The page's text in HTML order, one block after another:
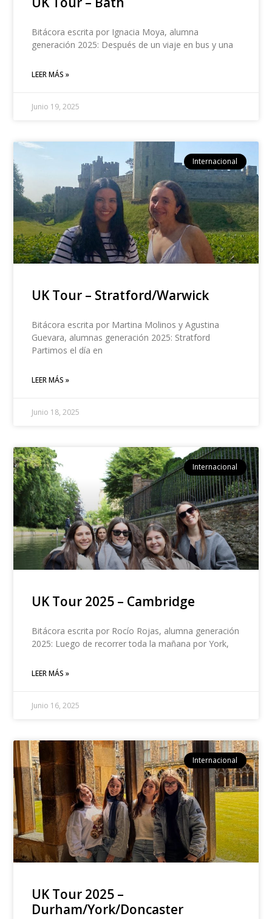
Bitácora escrita por Ignacia Moya, alumna
generación 2025: Después de un viaje en bus y una
LEER MÁS »
Junio 19, 2025
Internacional
UK Tour – Stratford/Warwick
Bitácora escrita por Martina Molinos y Agustina
Guevara, alumnas generación 2025: Stratford
Partimos el día en
LEER MÁS »
Junio 18, 2025
Internacional
UK Tour 2025 – Cambridge
Bitácora escrita por Rocío Rojas, alumna generación
2025: Luego de recorrer toda la mañana por York,
LEER MÁS »
Junio 16, 2025
Internacional
UK Tour 2025 –
Durham/York/Doncaster